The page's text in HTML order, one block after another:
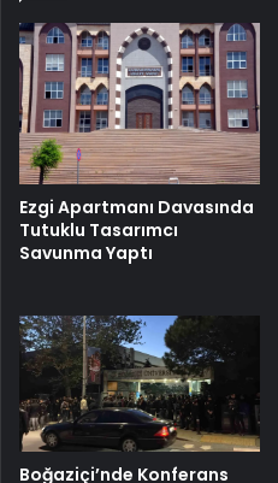
Ezgi Apartmanı Davasında
Tutuklu Tasarımcı
Savunma Yaptı
Boğaziçi’nde Konferans